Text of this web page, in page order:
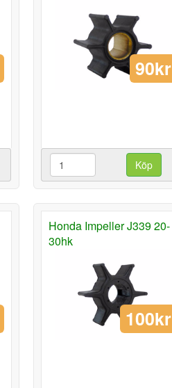
90kr
Köp
Honda Impeller J339 20-
30hk
100kr